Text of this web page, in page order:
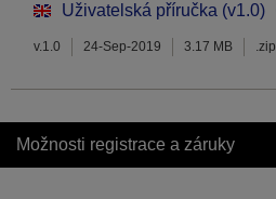
Uživatelská příručka (v1.0)
v.1.0 24-Sep-2019 3.17 MB .zip
Možnosti registrace a záruky